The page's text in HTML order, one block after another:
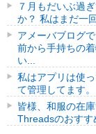
７月もだいぶ過
か？ 私はまだ一
アメーバブログ
前から手持ちの
い...
私はアプリは使
て管理してます
皆様、和服の在
Threadsのおすす